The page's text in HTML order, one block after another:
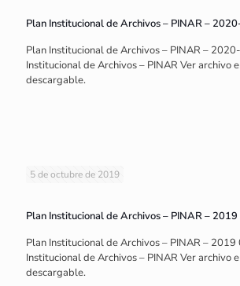
Plan Institucional de Archivos – PINAR –
Plan Institucional de Archivos – PINAR –
Institucional de Archivos – PINAR Ver archivo
descargable.
5 de octubre de 2019
Plan Institucional de Archivos – PINAR – 2019
Plan Institucional de Archivos – PINAR – 2019
Institucional de Archivos – PINAR Ver archivo
descargable.